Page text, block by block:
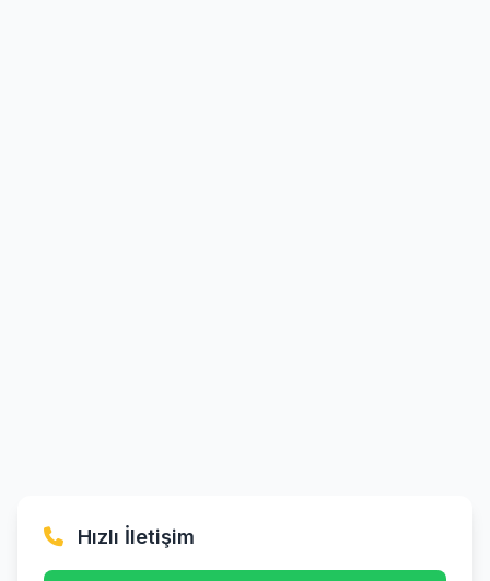
Hızlı İletişim